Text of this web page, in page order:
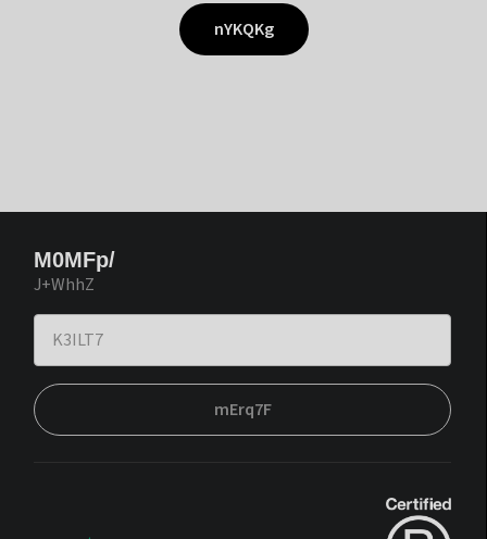
nYKQKg
M0MFp/
J+WhhZ
mErq7F